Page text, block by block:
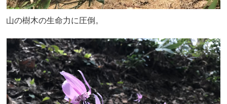
山の樹木の生命力に圧倒。